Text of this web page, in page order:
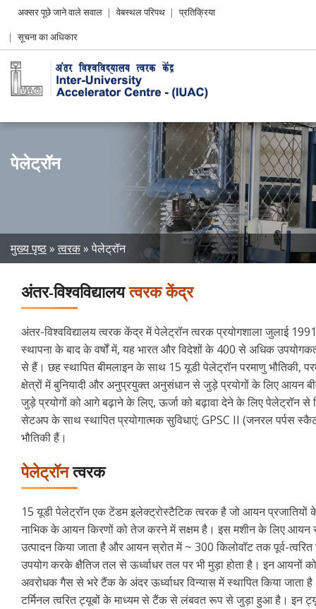
Header
menu
अक्सर पूछे जाने वाले सवाल वेबस्थल परिपथ
प्रतिक्रिया
सूचना का अधिकार
पेलेट्रॉन
Breadcrumb
मुख्य पृष्ठ त्वरक पेलेट्रॉन
अंतर-विश्वविद्यालयत्वरक केंद्र
अंतर-विश्वविद्यालय त्वरक केंद्र में पेलेट्रॉन त्वरक प्रयोगशाला जुलाई
स्थापना के बाद के वर्षों में, यह भारत और विदेशों के 400 से अधिक
से हैं। छह स्थापित बीमलाइन के साथ 15 यूडी पेलेट्रॉन परमाणु भौतिकी,
क्षेत्रों में बुनियादी और अनुप्रयुक्त अनुसंधान से जुड़े प्रयोगों के लिए आयन
जुड़े प्रयोगों को आगे बढ़ाने के लिए, ऊर्जा को बढ़ावा देने के लिए पेलेट्रॉन
सेटअप के साथ स्थापित प्रयोगात्मक सुविधाएं; GPSC II (जनरल पर्पस
भौतिकी हैं।
पेलेट्रॉनत्वरक
15 यूडी पेलेट्रॉन एक टेंडम इलेक्ट्रोस्टैटिक त्वरक है जो आयन प्रजातियों
नाभिक के आयन किरणों को तेज करने में सक्षम है। इस मशीन के लिए
उत्पादन किया जाता है और आयन स्रोत में ~ 300 किलोवॉट तक पूर्व-
उपयोग करके क्षैतिज तल से ऊर्ध्वाधर तल पर भी मुड़ा होता है। इन आयनों
अवरोधक गैस से भरे टैंक के अंदर ऊर्ध्वाधर विन्यास में स्थापित किया जाता
टर्मिनल त्वरित ट्यूबों के माध्यम से टैंक से लंबवत रूप से जुड़ा हुआ है। इन